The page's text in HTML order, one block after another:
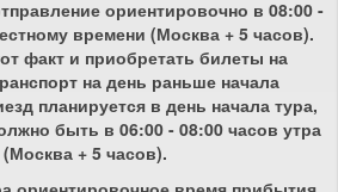
ориентировочно в 08:00 -
времени (Москва + 5 часов).
факт и приобретать билеты на
на день раньше начала
планируется в день начала тура,
быть в 06:00 - 08:00 часов утра
+ 5 часов).